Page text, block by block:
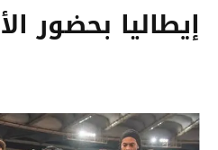
إيطاليا بحضور